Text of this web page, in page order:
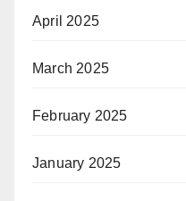
April 2025
March 2025
February 2025
January 2025